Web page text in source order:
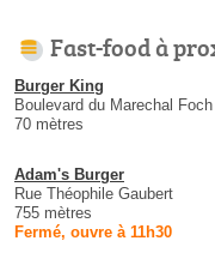
Fast-food à
Burger King
Boulevard du Marechal Foch
70 mètres
Adam's Burger
Rue Théophile Gaubert
755 mètres
Fermé, ouvre à 11h30